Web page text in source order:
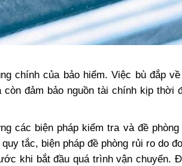
chính của bảo hiểm. Việc bù đắp
đảm bảo nguồn tài chính kịp thời
các biện pháp kiểm tra và đề
tắc, biện pháp đề phòng rủi ro do
khi bắt đầu quá trình vận chuyển.